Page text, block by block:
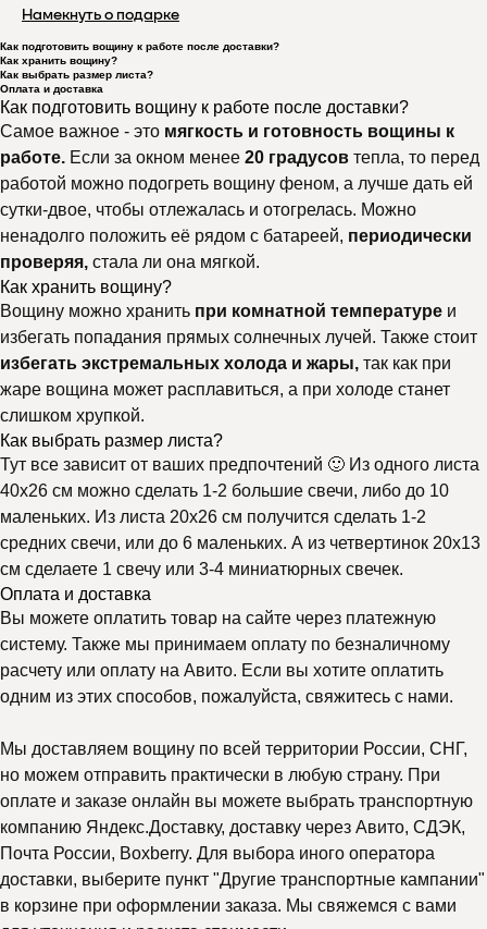
Намекнуть о подарке
Как подготовить вощину к работе после доставки?
Как хранить вощину?
Как выбрать размер листа?
Оплата и доставка
Как подготовить вощину к работе после доставки?
Самое важное - это мягкость и готовность вощины к
работе. Если за окном менее 20 градусов тепла, то перед
работой можно подогреть вощину феном, а лучше дать ей
сутки-двое, чтобы отлежалась и отогрелась. Можно
ненадолго положить её рядом с батареей, периодически
проверяя, стала ли она мягкой.
Как хранить вощину?
Вощину можно хранить при комнатной температуре и
избегать попадания прямых солнечных лучей. Также стоит
избегать экстремальных холода и жары, так как при
жаре вощина может расплавиться, а при холоде станет
слишком хрупкой.
Как выбрать размер листа?
Тут все зависит от ваших предпочтений 🙂 Из одного листа
40х26 см можно сделать 1-2 большие свечи, либо до 10
маленьких. Из листа 20х26 см получится сделать 1-2
средних свечи, или до 6 маленьких. А из четвертинок 20х13
см сделаете 1 свечу или 3-4 миниатюрных свечек.
Оплата и доставка
Вы можете оплатить товар на сайте через платежную
систему. Также мы принимаем оплату по безналичному
расчету или оплату на Авито. Если вы хотите оплатить
одним из этих способов, пожалуйста, свяжитесь с нами.
Мы доставляем вощину по всей территории России, СНГ,
но можем отправить практически в любую страну. При
оплате и заказе онлайн вы можете выбрать транспортную
компанию Яндекс.Доставку, доставку через Авито, СДЭК,
Почта России, Boxberry. Для выбора иного оператора
доставки, выберите пункт "Другие транспортные кампании"
в корзине при оформлении заказа. Мы свяжемся с вами
Почему выбирают